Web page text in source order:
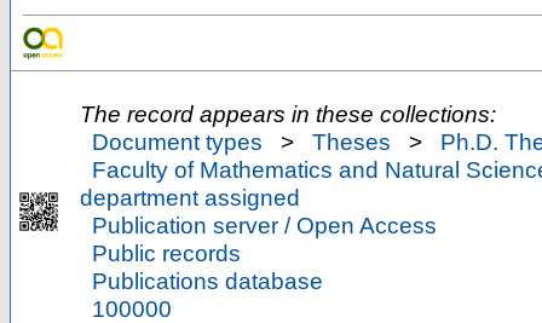
The record appears in these collections:
Document types
> Theses >
Ph.D.
Faculty of Mathematics and Natural
department assigned
Publication server / Open Access
Public records
Publications database
100000